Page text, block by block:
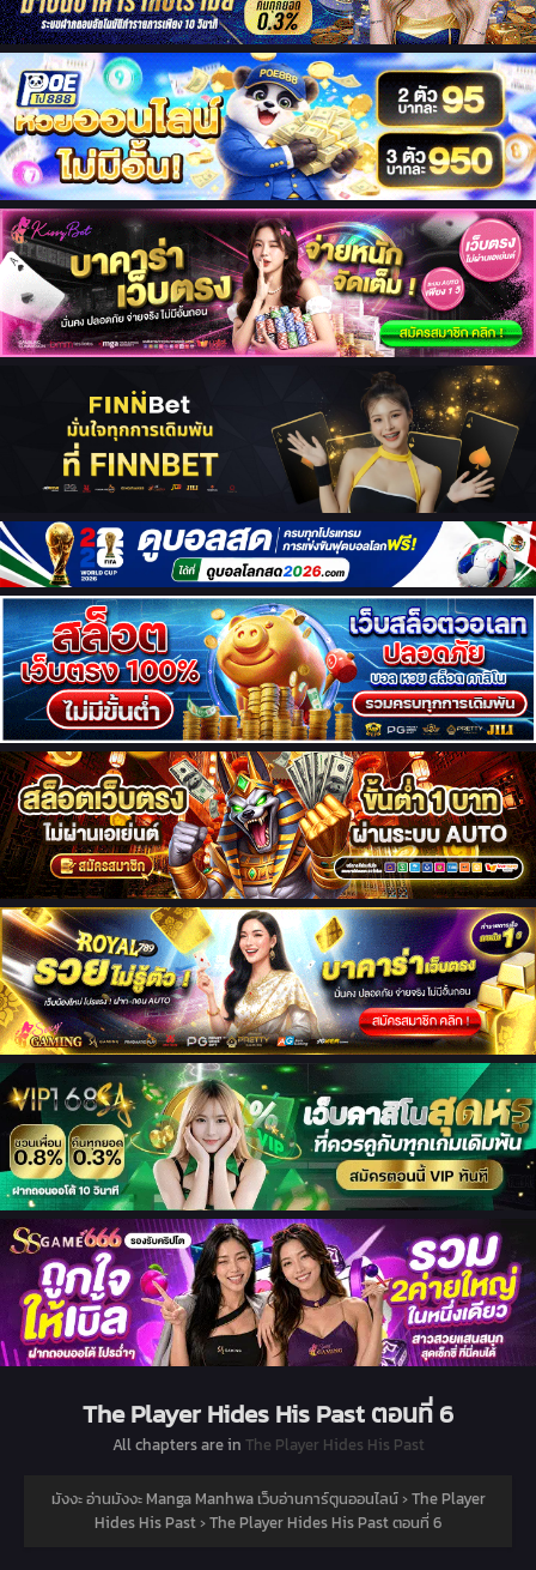
The Player Hides His Past ตอนที่ 6
All chapters are in The Player Hides His Past
มังงะ อ่านมังงะ Manga Manhwa เว็บอ่านการ์ตูนออนไลน์›The Player
Hides His Past›The Player Hides His Past ตอนที่ 6